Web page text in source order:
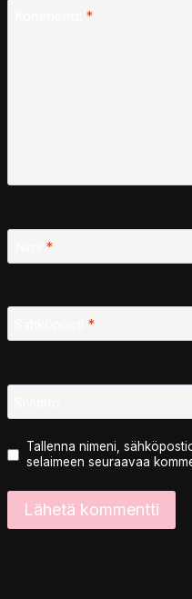
*
*
*
Tallenna nimeni,
selaimeen seuraavaa